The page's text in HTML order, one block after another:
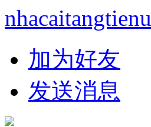
nhacaitangtienu
加为好友
发送消息